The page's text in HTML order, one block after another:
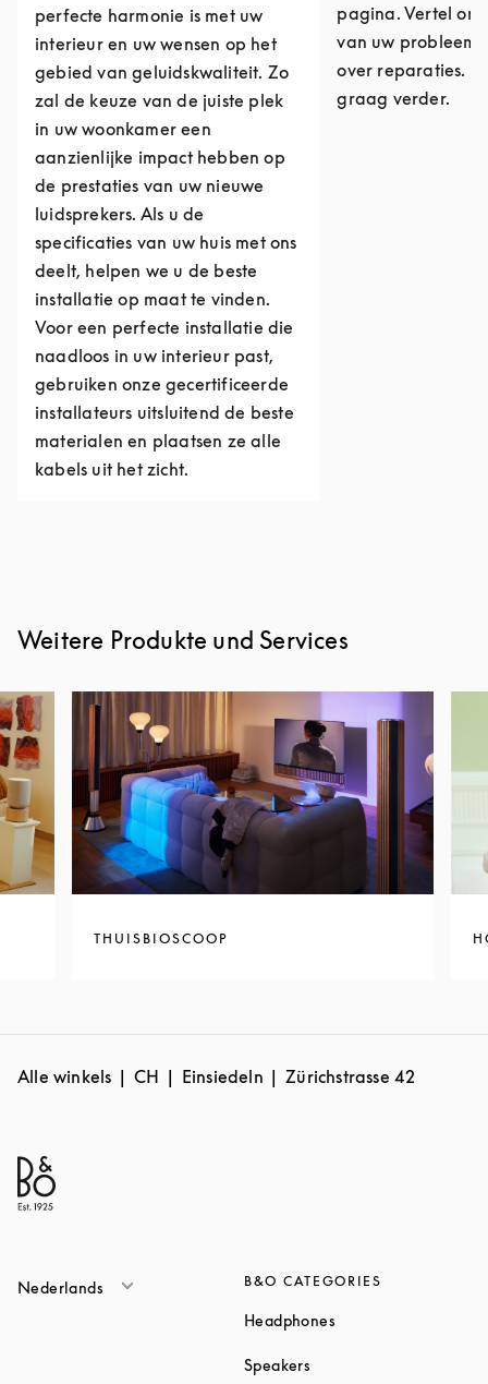
perfecte harmonie is met uw
interieur en uw wensen op het
gebied van geluidskwaliteit. Zo
zal de keuze van de juiste plek
in uw woonkamer een
aanzienlijke impact hebben op
de prestaties van uw nieuwe
luidsprekers. Als u de
specificaties van uw huis met ons
deelt, helpen we u de beste
installatie op maat te vinden.
Voor een perfecte installatie die
naadloos in uw interieur past,
gebruiken onze gecertificeerde
installateurs uitsluitend de beste
materialen en plaatsen ze alle
kabels uit het zicht.
pagina. Vertel
van uw probleem
over reparaties.
graag verder.
Weitere Produkte und Services
THUISBIOSCOOP
Alle winkels CH Einsiedeln Zürichstrasse 42
Nederlands B&O CATEGORIES
Headphones
Speakers